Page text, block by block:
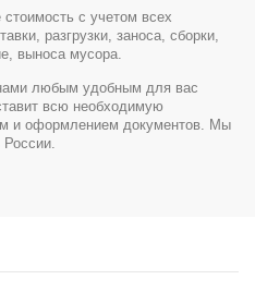
с учетом всех
разгрузки, заноса, сборки,
выноса мусора.
любым удобным для вас
всю необходимую
и оформлением документов. Мы